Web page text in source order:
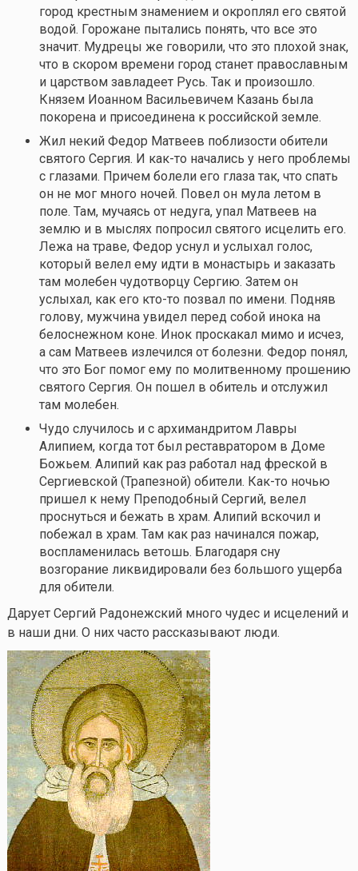
город крестным знамением и окроплял его святой
водой. Горожане пытались понять, что все это
значит. Мудрецы же говорили, что это плохой знак,
что в скором времени город станет православным
и царством завладеет Русь. Так и произошло.
Князем Иоанном Васильевичем Казань была
покорена и присоединена к российской земле.
Жил некий Федор Матвеев поблизости обители
святого Сергия. И как-то начались у него проблемы
с глазами. Причем болели его глаза так, что спать
он не мог много ночей. Повел он мула летом в
поле. Там, мучаясь от недуга, упал Матвеев на
землю и в мыслях попросил святого исцелить его.
Лежа на траве, Федор уснул и услыхал голос,
который велел ему идти в монастырь и заказать
там молебен чудотворцу Сергию. Затем он
услыхал, как его кто-то позвал по имени. Подняв
голову, мужчина увидел перед собой инока на
белоснежном коне. Инок проскакал мимо и исчез,
а сам Матвеев излечился от болезни. Федор понял,
что это Бог помог ему по молитвенному прошению
святого Сергия. Он пошел в обитель и отслужил
там молебен.
Чудо случилось и с архимандритом Лавры
Алипием, когда тот был реставратором в Доме
Божьем. Алипий как раз работал над фреской в
Сергиевской (Трапезной) обители. Как-то ночью
пришел к нему Преподобный Сергий, велел
проснуться и бежать в храм. Алипий вскочил и
побежал в храм. Там как раз начинался пожар,
воспламенилась ветошь. Благодаря сну
возгорание ликвидировали без большого ущерба
для обители.
Дарует Сергий Радонежский много чудес и исцелений и
в наши дни. О них часто рассказывают люди.